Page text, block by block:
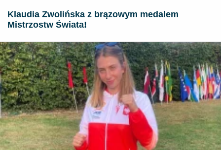
Klaudia Zwolińska z brązowym medalem
Mistrzostw Świata!